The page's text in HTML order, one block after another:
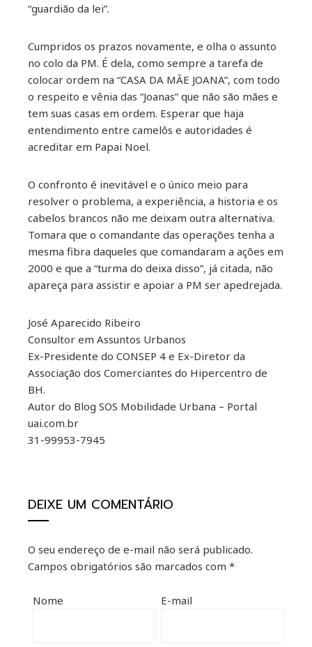
“guardião da lei”.
Cumpridos os prazos novamente, e olha o assunto
no colo da PM. É dela, como sempre a tarefa de
colocar ordem na “CASA DA MÃE JOANA”, com todo
o respeito e vênia das “Joanas” que não são mães e
tem suas casas em ordem. Esperar que haja
entendimento entre camelôs e autoridades é
acreditar em Papai Noel.
O confronto é inevitável e o único meio para
resolver o problema, a experiência, a historia e os
cabelos brancos não me deixam outra alternativa.
Tomara que o comandante das operações tenha a
mesma fibra daqueles que comandaram a ações em
2000 e que a “turma do deixa disso”, já citada, não
apareça para assistir e apoiar a PM ser apedrejada.
José Aparecido Ribeiro
Consultor em Assuntos Urbanos
Ex-Presidente do CONSEP 4 e Ex-Diretor da
Associação dos Comerciantes do Hipercentro de
BH.
Autor do Blog SOS Mobilidade Urbana – Portal
uai.com.br
31-99953-7945
DEIXE UM COMENTÁRIO
O seu endereço de e-mail não será publicado.
Campos obrigatórios são marcados com *
Nome E-mail